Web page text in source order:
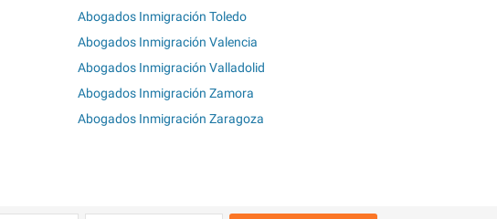
Abogados Inmigración Toledo
Abogados Inmigración Valencia
Abogados Inmigración Valladolid
Abogados Inmigración Zamora
Abogados Inmigración Zaragoza